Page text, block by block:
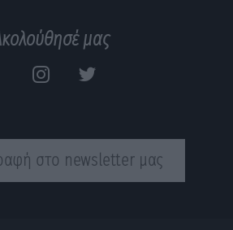
μας
στο newsletter μας